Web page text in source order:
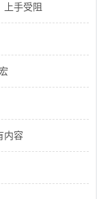
上手受阻
内容